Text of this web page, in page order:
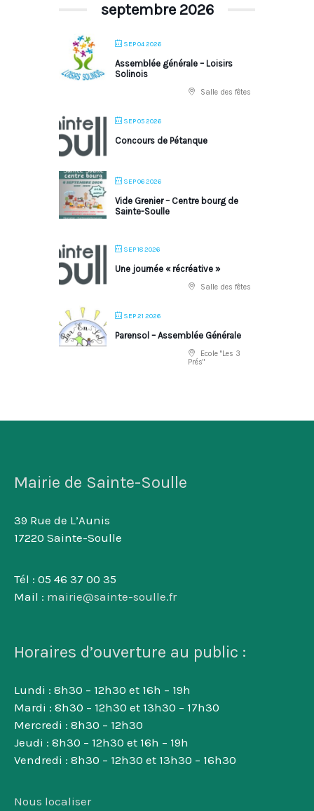
septembre 2026
SEP 04 2026
Assemblée générale – Loisirs
Solinois
Salle des fêtes
SEP 05 2026
Concours de Pétanque
SEP 06 2026
Vide Grenier – Centre bourg de
Sainte-Soulle
SEP 18 2026
Une journée « récréative »
Salle des fêtes
SEP 21 2026
Parensol – Assemblée Générale
Ecole "Les 3
Prés"
Mairie de Sainte-Soulle
39 Rue de L’Aunis
17220 Sainte-Soulle
Tél : 05 46 37 00 35
Mail : mairie@sainte-soulle.fr
Horaires d’ouverture au public :
Lundi : 8h30 – 12h30 et 16h – 19h
Mardi : 8h30 – 12h30 et 13h30 – 17h30
Mercredi : 8h30 – 12h30
Jeudi : 8h30 – 12h30 et 16h – 19h
Vendredi : 8h30 – 12h30 et 13h30 – 16h30
Nous localiser